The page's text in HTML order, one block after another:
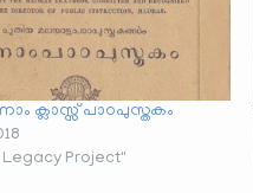
ക്ലാസ്സ് പാഠപുസ്തകം
Legacy Project"